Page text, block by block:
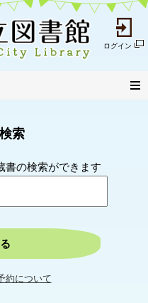
ログイン
索
書の検索ができます
約について